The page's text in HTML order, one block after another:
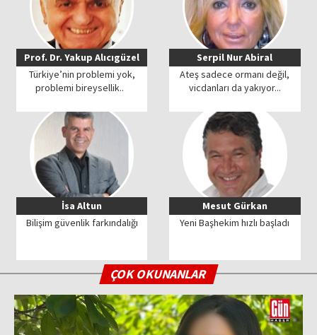
Prof. Dr. Yakup Alıcıgüzel
Türkiye’nin problemi yok,
problemi bireysellik..
Serpil Nur Abiral
Ateş sadece ormanı değil,
vicdanları da yakıyor...
İsa Altun
Bilişim güvenlik farkındalığı
Mesut Gürkan
Yeni Başhekim hızlı başladı
ÇOK OKUNANLAR